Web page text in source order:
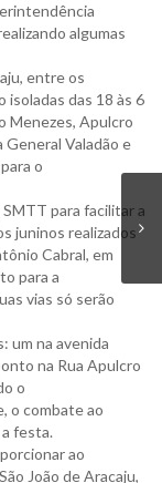
algumas
entre os
isoladas das 18 às 6
Menezes, Apulcro
General Valadão e
o
para facilitar a
juninos realizados
Cabral, em
para a
vias só serão
um na avenida
na Rua Apulcro
o
o combate ao
festa.
ao
João de Aracaju,